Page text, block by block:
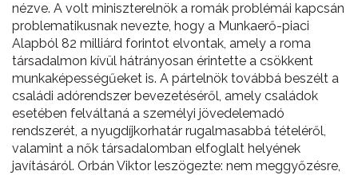
nézve. A volt miniszterelnök a romák problémái kapcsán
problematikusnak nevezte, hogy a Munkaerő-piaci
Alapból 82 milliárd forintot elvontak, amely a roma
társadalmon kívül hátrányosan érintette a csökkent
munkaképességűeket is. A pártelnök továbbá beszélt a
családi adórendszer bevezetéséről, amely családok
esetében felváltaná a személyi jövedelemadó
rendszerét, a nyugdíjkorhatár rugalmasabbá tételéről,
valamint a nők társadalomban elfoglalt helyének
javításáról. Orbán Viktor leszögezte: nem meggyőzésre,